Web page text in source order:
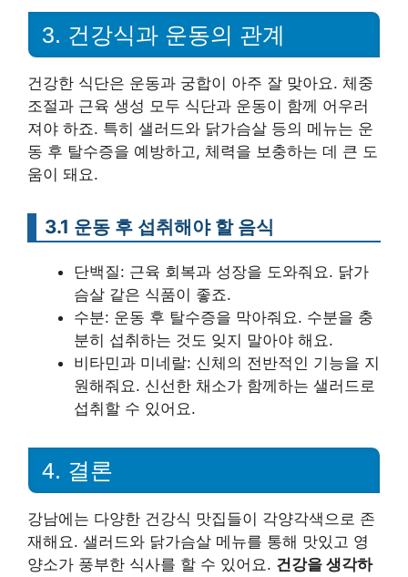
3. 건강식과 운동의 관계
건강한 식단은 운동과 궁합이 아주 잘 맞아요. 체중
조절과 근육 생성 모두 식단과 운동이 함께 어우러
져야 하죠. 특히 샐러드와 닭가슴살 등의 메뉴는 운
동 후 탈수증을 예방하고, 체력을 보충하는 데 큰 도
움이 돼요.
3.1 운동 후 섭취해야 할 음식
단백질: 근육 회복과 성장을 도와줘요. 닭가
슴살 같은 식품이 좋죠.
수분: 운동 후 탈수증을 막아줘요. 수분을 충
분히 섭취하는 것도 잊지 말아야 해요.
비타민과 미네랄: 신체의 전반적인 기능을 지
원해줘요. 신선한 채소가 함께하는 샐러드로
섭취할 수 있어요.
4. 결론
강남에는 다양한 건강식 맛집들이 각양각색으로 존
재해요. 샐러드와 닭가슴살 메뉴를 통해 맛있고 영
양소가 풍부한 식사를 할 수 있어요. 건강을 생각하